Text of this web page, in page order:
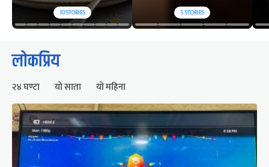
10STORIES 5STORIES
लोकप्रिय
२४ घण्टा यो साता यो महिना